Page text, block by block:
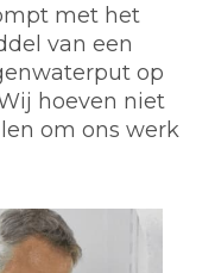
met het
van een
op
hoeven niet
om ons werk